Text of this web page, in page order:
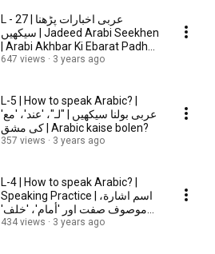
L - 27 | عربی اخبارات پڑھنا
سیکھیں | Jadeed Arabi Seekhen
| Arabi Akhbar Ki Ebarat Padhna
Seekhen? |
647 views 3 years ago
L-5 | How to speak Arabic? |
عربی بولنا سیکھیں | "لـ"، 'عند'، 'مع'
کی مشق | Arabic kaise bolen?
357 views 3 years ago
L-4 | How to speak Arabic? |
Speaking Practice | اسم اشارة،
موصوف صفت اور 'أمام'، 'خلف'
کی مشق
434 views 3 years ago